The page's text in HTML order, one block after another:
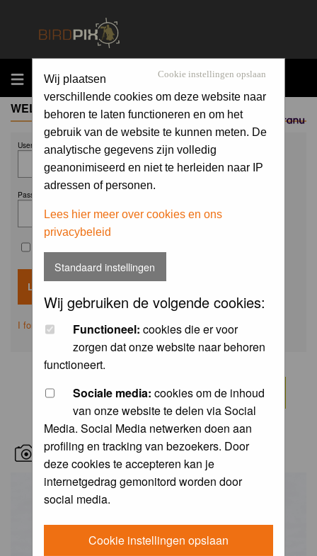
MENU
Sponsored by
Cookie instellingen opslaan
Wij plaatsen
verschillende cookies om deze website naar
behoren te laten functioneren en om het
gebruik van de website te kunnen meten. De
analytische gegevens zijn volledig
geanonimiseerd en niet te herleiden naar IP
adressen of personen.
Lees hier meer over cookies en ons
privacybeleid
Standaard instellingen
Wij gebruiken de volgende cookies:
Functioneel: cookies die er voor
zorgen dat onze website naar behoren
functioneert.
Sociale media: cookies om de inhoud
van onze website te delen via Social
Media. Social Media netwerken doen aan
profiling en tracking van bezoekers. Door
deze cookies te accepteren kan je
internetgedrag gemonitord worden door
social media.
Cookie instellingen opslaan
WELCOME GUEST
Username:
Password:
I forgot my password
RECENT BIRD PICS